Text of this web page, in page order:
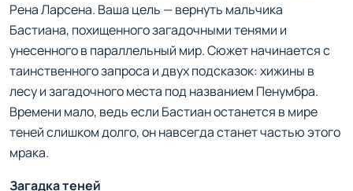
Рена Ларсена. Ваша цель — вернуть мальчика
Бастиана, похищенного загадочными тенями и
унесенного в параллельный мир. Сюжет начинается с
таинственного запроса и двух подсказок: хижины в
лесу и загадочного места под названием Пенумбра.
Времени мало, ведь если Бастиан останется в мире
теней слишком долго, он навсегда станет частью этого
мрака.
Загадка теней